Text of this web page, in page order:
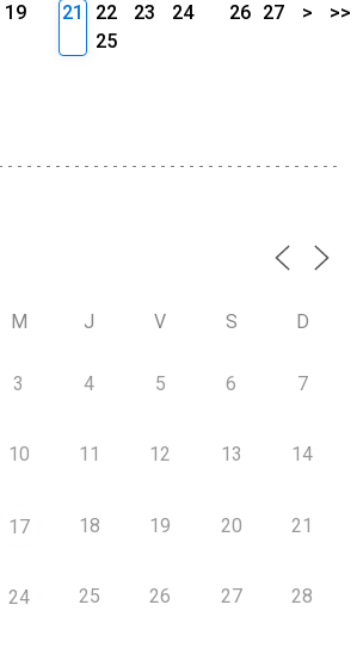
19
21 22 23
24
25
26 27 > >>
M J V S D
3 4 5 6 7
10 11 12 13 14
17 18 19 20 21
24 25 26 27 28